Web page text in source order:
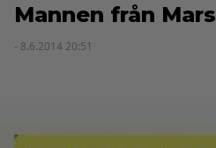
Mannen från Mars
- 8.6.2014 20:51